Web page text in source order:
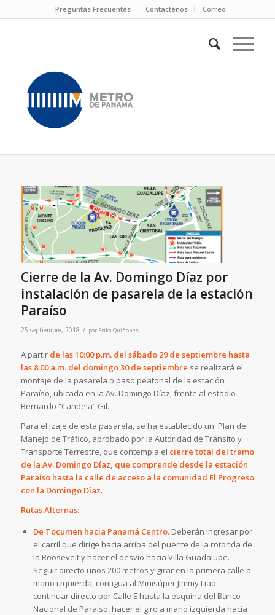
Preguntas Frecuentes Contáctenos Correo
Cierre de la Av. Domingo Díaz por
instalación de pasarela de la estación
Paraíso
25 septiembre, 2018 / por Erika Quiñones
A partir de las 10:00 p.m. del sábado 29 de septiembre hasta
las 8:00 a.m. del domingo 30 de septiembre se realizará el
montaje de la pasarela o paso peatonal de la estación
Paraíso, ubicada en la Av. Domingo Díaz, frente al estadio
Bernardo “Candela” Gil.
Para el izaje de esta pasarela, se ha establecido un Plan de
Manejo de Tráfico, aprobado por la Autoridad de Tránsito y
Transporte Terrestre, que contempla el cierre total del tramo
de la Av. Domingo Díaz, que comprende desde la estación
Paraíso hasta la calle de acceso a la comunidad El Progreso
con la Domingo Díaz.
Rutas Alternas:
De Tocumen hacia Panamá Centro. Deberán ingresar por
el carril que dirige hacia arriba del puente de la rotonda de
la Roosevelt y hacer el desvío hacia Villa Guadalupe.
Seguir directo unos 200 metros y girar en la primera calle a
mano izquierda, contigua al Minisúper Jimmy Liao,
continuar directo por Calle E hasta la esquina del Banco
Nacional de Paraíso, hacer el giro a mano izquierda hacia